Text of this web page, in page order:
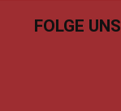
FOLGE UNS